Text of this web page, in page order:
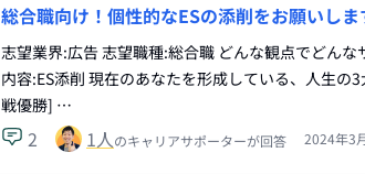
総合職向け！個性的なESの添削をお願いしま
志望業界:広告 志望職種:総合職 どんな観点でどん
内容:ES添削 現在のあなたを形成している、人生
戦優勝] …
2 1人のキャリアサポーターが回答 2024年3